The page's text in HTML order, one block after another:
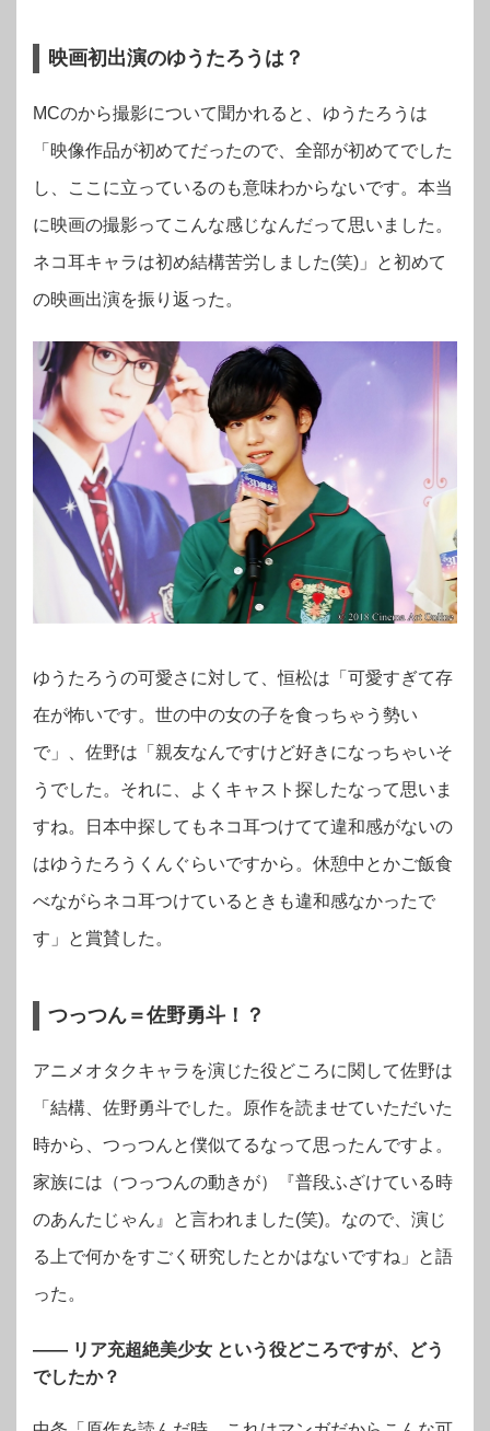
映画初出演のゆうたろうは？
MCのから撮影について聞かれると、ゆうたろうは
「映像作品が初めてだったので、全部が初めてでした
し、ここに立っているのも意味わからないです。本当
に映画の撮影ってこんな感じなんだって思いました。
ネコ耳キャラは初め結構苦労しました(笑)」と初めて
の映画出演を振り返った。
ゆうたろうの可愛さに対して、恒松は「可愛すぎて存
在が怖いです。世の中の女の子を食っちゃう勢い
で」、 佐野は「親友なんですけど好きになっちゃいそ
うでした。それに、よくキャスト探したなって思いま
すね。日本中探してもネコ耳つけてて違和感がないの
はゆうたろうくんぐらいですから。休憩中とかご飯食
べながらネコ耳つけているときも違和感なかったで
す」
と賞賛した。
つっつん＝佐野勇斗！？
アニメオタクキャラを演じた役どころに関して佐野は
「結構、佐野勇斗でした。原作を読ませていただいた
時から、つっつんと僕似てるなって思ったんですよ。
家族には（つっつんの動きが）『普段ふざけている時
のあんたじゃん』と言われました(笑)。なので、演じ
る上で何かをすごく研究したとかはないですね」と語
った。
―― リア充超絶美少女 という役どころですが、どう
でしたか？